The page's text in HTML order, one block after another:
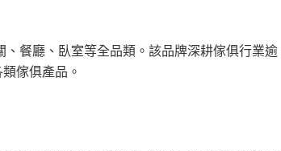
餐廳、臥室等全品類。該品牌深耕傢俱行業逾
傢俱產品。